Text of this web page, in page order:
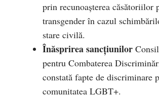
prin recunoașterea căsătoriilor
transgender în cazul
stare civilă.
Înăsprirea sancțiunilor
pentru Combaterea
constată fapte de discriminare
comunitatea LGBT+.